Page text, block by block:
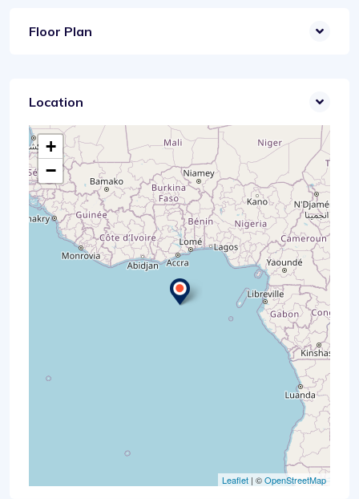
Floor Plan
Location
+
−
Leaflet | ©OpenStreetMap